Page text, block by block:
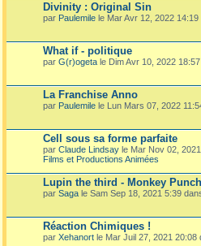
Divinity : Original Sin
par Paulemile le Mar Avr 12, 2022
What if - politique
par G(r)ogeta le Dim Avr 10, 2022
La Franchise Anno
par Paulemile le Lun Mars 07, 2022
Cell sous sa forme parfaite
par Claude Lindsay le Mar Nov 02,
Films et Productions Animées
Lupin the third - Monkey Punch
par Saga le Sam Sep 18, 2021 5:39
Réaction Chimiques !
par Xehanort le Mar Juil 27, 2021